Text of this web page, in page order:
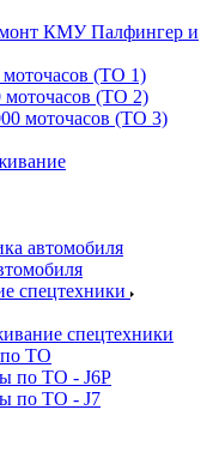
КМУ Палфингер и
(ТО 1)
(ТО 2)
моточасов (ТО 3)
автомобиля
спецтехники
спецтехники
ТО
по ТО - J6P
по ТО - J7